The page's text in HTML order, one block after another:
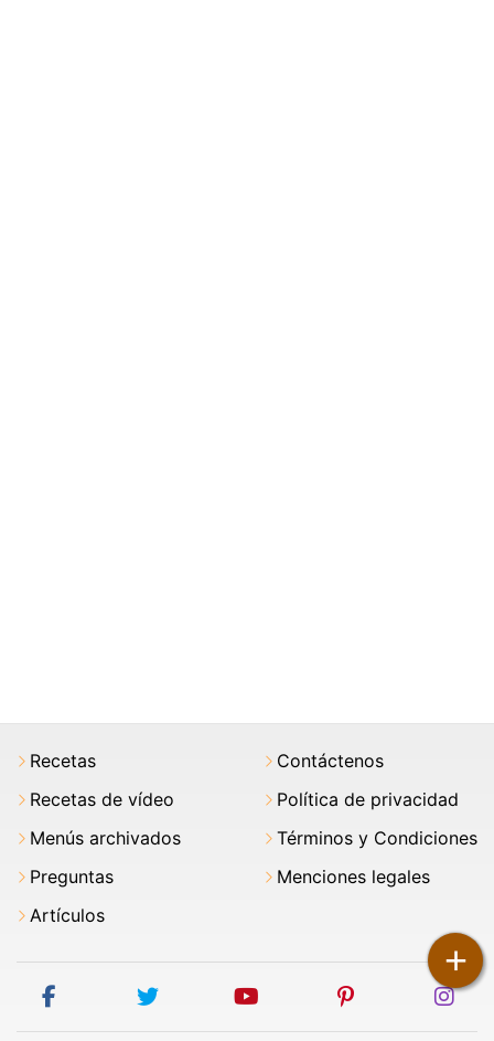
+
Recetas
Recetas de vídeo
Menús archivados
Preguntas
Artículos
Contáctenos
Política de privacidad
Términos y Condiciones
Menciones legales
facebook twitter youtube pinterest